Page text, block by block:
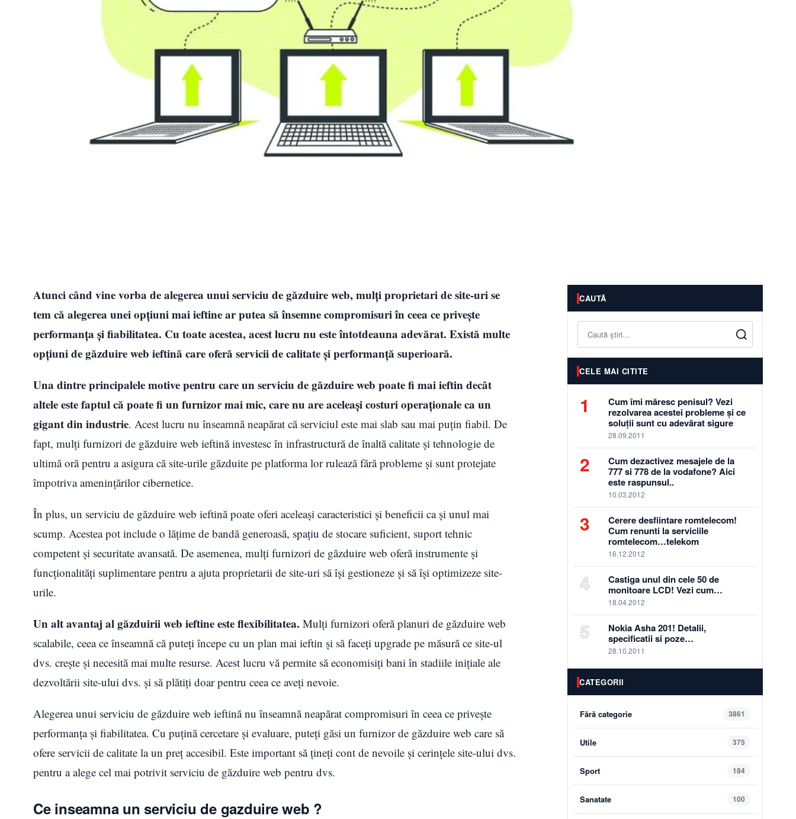
Atunci când vine vorba de alegerea unui serviciu de găzduire web, mulți proprietari de site-uri se
tem că alegerea unei opțiuni mai ieftine ar putea să însemne compromisuri în ceea ce privește
performanța și fiabilitatea. Cu toate acestea, acest lucru nu este întotdeauna adevărat. Există multe
opțiuni de găzduire web ieftină care oferă servicii de calitate și performanță superioară.
Una dintre principalele motive pentru care un serviciu de găzduire web poate fi mai ieftin decât
altele este faptul că poate fi un furnizor mai mic, care nu are aceleași costuri operaționale ca un
gigant din industrie. Acest lucru nu înseamnă neapărat că serviciul este mai slab sau mai puțin fiabil. De
fapt, mulți furnizori de găzduire web ieftină investesc în infrastructură de înaltă calitate și tehnologie de
ultimă oră pentru a asigura că site-urile găzduite pe platforma lor rulează fără probleme și sunt protejate
împotriva amenințărilor cibernetice.
În plus, un serviciu de găzduire web ieftină poate oferi aceleași caracteristici și beneficii ca și unul mai
scump. Acestea pot include o lățime de bandă generoasă, spațiu de stocare suficient, suport tehnic
competent și securitate avansată. De asemenea, mulți furnizori de găzduire web oferă instrumente și
funcționalități suplimentare pentru a ajuta proprietarii de site-uri să își gestioneze și să își optimizeze site-
urile.
Un alt avantaj al găzduirii web ieftine este flexibilitatea. Mulți furnizori oferă planuri de găzduire web
scalabile, ceea ce înseamnă că puteți începe cu un plan mai ieftin și să faceți upgrade pe măsură ce site-ul
dvs. crește și necesită mai multe resurse. Acest lucru vă permite să economisiți bani în stadiile inițiale ale
dezvoltării site-ului dvs. și să plătiți doar pentru ceea ce aveți nevoie.
Alegerea unui serviciu de găzduire web ieftină nu înseamnă neapărat compromisuri în ceea ce privește
performanța și fiabilitatea. Cu puțină cercetare și evaluare, puteți găsi un furnizor de găzduire web care să
ofere servicii de calitate la un preț accesibil. Este important să țineți cont de nevoile și cerințele site-ului dvs.
pentru a alege cel mai potrivit serviciu de găzduire web pentru dvs.
Ce inseamna un serviciu de gazduire web ?
CAUTĂ
Caută
CELE MAI CITITE
1
Cum îmi măresc penisul? Vezi
rezolvarea acestei probleme și ce
soluții sunt cu adevărat sigure
28.09.2011
2
Cum dezactivez mesajele de la
777 si 778 de la vodafone? Aici
este raspunsul..
10.03.2012
3
Cerere desfiintare romtelecom!
Cum renunti la serviciile
romtelecom…telekom
16.12.2012
4
Castiga unul din cele 50 de
monitoare LCD! Vezi cum…
18.04.2012
5
Nokia Asha 201! Detalii,
specificatii si poze…
28.10.2011
CATEGORII
Fără categorie 3861
Utile 375
Sport 184
Sanatate 100